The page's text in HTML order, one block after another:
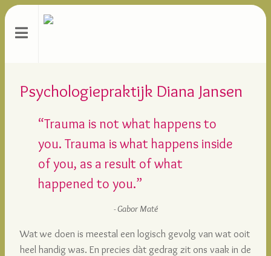
Psychologiepraktijk Diana Jansen
Trauma is not what happens to
you. Trauma is what happens inside
of you, as a result of what
happened to you.
Gabor Maté
Wat we doen is meestal een logisch gevolg van wat ooit
heel handig was. En precies dàt gedrag zit ons vaak in de